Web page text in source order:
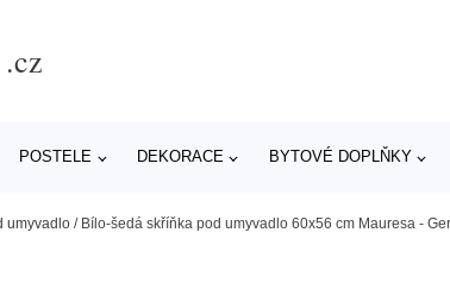
POSTELE DEKORACE BYTOVÉ DOPLŇKY
umyvadlo / Bílo-šedá skříňka pod umyvadlo 60x56 cm Mauresa -